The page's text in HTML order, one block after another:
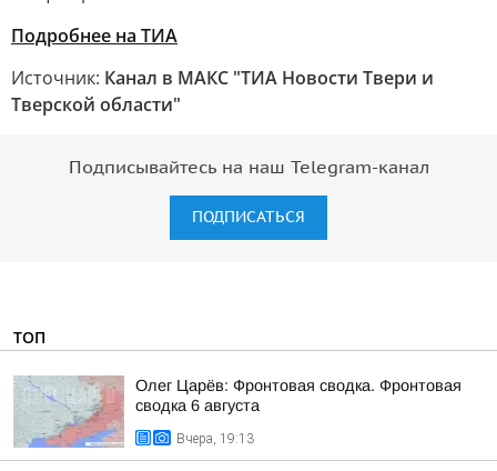
Подробнее на ТИА
Источник: Канал в МАКС "ТИА Новости Твери и
Тверской области"
Подписывайтесь на наш Telegram-канал
ПОДПИСАТЬСЯ
ТОП
Олег Царёв: Фронтовая сводка. Фронтовая
сводка 6 августа
Вчера, 19:13